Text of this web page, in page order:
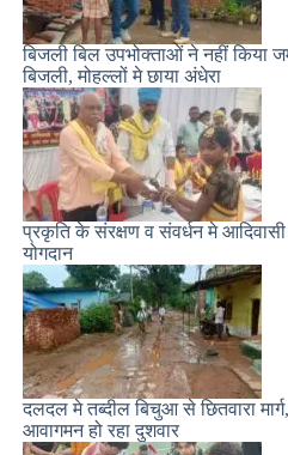
बिजली बिल उपभोक्ताओं ने नहीं किया
बिजली, मोहल्लों मे छाया अंधेरा
प्रकृति के संरक्षण व संवर्धन मे
योगदान
दलदल मे तब्दील बिचुआ से छितवारा
आवागमन हो रहा दुशवार